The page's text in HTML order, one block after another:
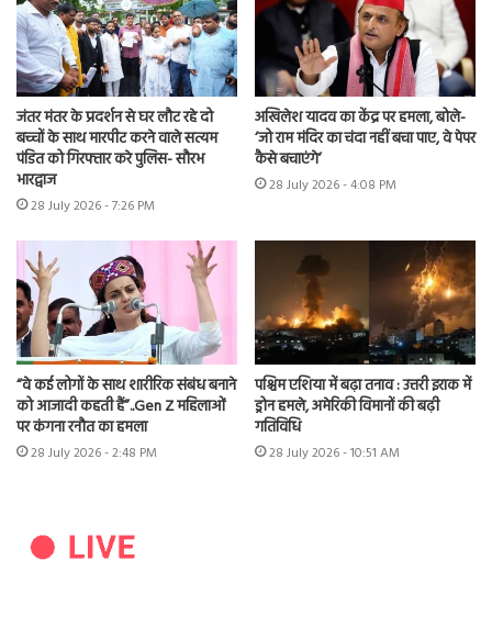
जंतर मंतर के प्रदर्शन से घर लौट रहे दो
बच्चों के साथ मारपीट करने वाले सत्यम
पंडित को गिरफ्तार करे पुलिस- सौरभ
भारद्वाज
28 July 2026 - 7:26 PM
अखिलेश यादव का केंद्र पर हमला, बोले-
‘जो राम मंदिर का चंदा नहीं बचा पाए, वे पेपर
कैसे बचाएंगे’
28 July 2026 - 4:08 PM
“वे कई लोगों के साथ शारीरिक संबंध बनाने
को आजादी कहती हैं”..Gen Z महिलाओं
पर कंगना रनौत का हमला
28 July 2026 - 2:48 PM
पश्चिम एशिया में बढ़ा तनाव : उत्तरी इराक में
ड्रोन हमले, अमेरिकी विमानों की बढ़ी
गतिविधि
28 July 2026 - 10:51 AM